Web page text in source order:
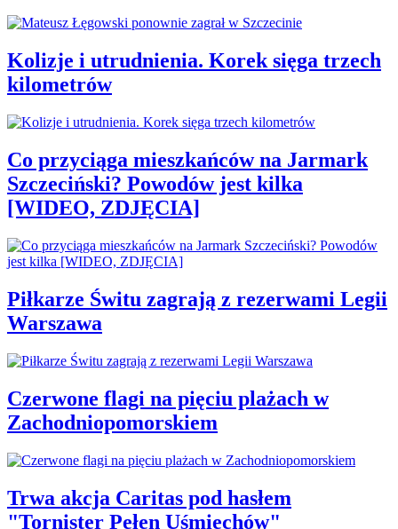
Kolizje i utrudnienia. Korek sięga trzech
kilometrów
Co przyciąga mieszkańców na Jarmark
Szczeciński? Powodów jest kilka
[WIDEO, ZDJĘCIA]
Piłkarze Świtu zagrają z rezerwami Legii
Warszawa
Czerwone flagi na pięciu plażach w
Zachodniopomorskiem
Trwa akcja Caritas pod hasłem
"Tornister Pełen Uśmiechów"